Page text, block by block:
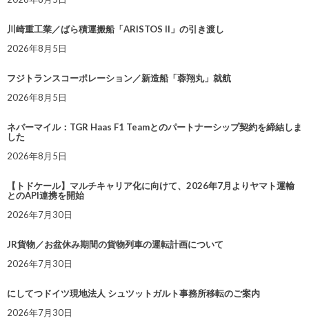
川崎重工業／ばら積運搬船「ARISTOS II」の引き渡し
2026年8月5日
フジトランスコーポレーション／新造船「蓉翔丸」就航
2026年8月5日
ネバーマイル：TGR Haas F1 Teamとのパートナーシップ契約を締結しま
した
2026年8月5日
【トドケール】マルチキャリア化に向けて、2026年7月よりヤマト運輸
とのAPI連携を開始
2026年7月30日
JR貨物／お盆休み期間の貨物列車の運転計画について
2026年7月30日
にしてつドイツ現地法人 シュツットガルト事務所移転のご案内
2026年7月30日